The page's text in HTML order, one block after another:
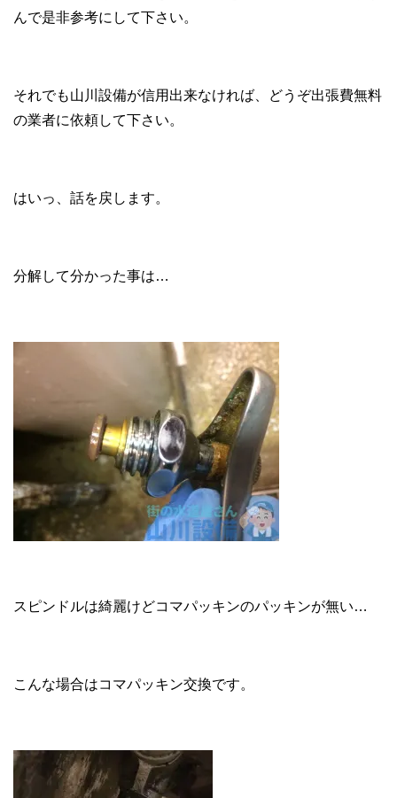
んで是非参考にして下さい。
それでも山川設備が信用出来なければ、どうぞ出張費無料
の業者に依頼して下さい。
はいっ、話を戻します。
分解して分かった事は…
スピンドルは綺麗けどコマパッキンのパッキンが無い…
こんな場合はコマパッキン交換です。